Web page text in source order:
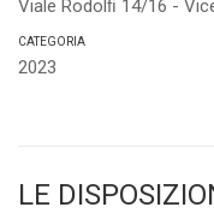
Viale Rodolﬁ 14/16 -
CATEGORIA
2023
LE